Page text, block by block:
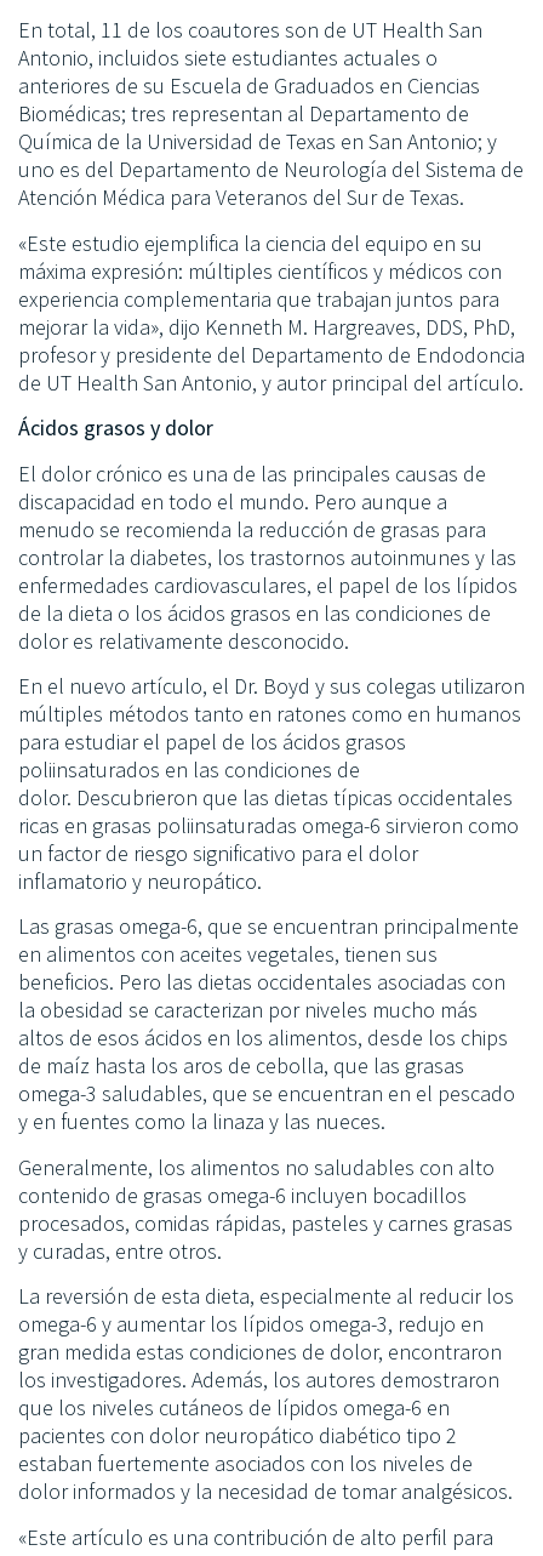
En total, 11 de los coautores son de UT Health San
Antonio, incluidos siete estudiantes actuales o
anteriores de su Escuela de Graduados en Ciencias
Biomédicas; tres representan al Departamento de
Química de la Universidad de Texas en San Antonio; y
uno es del Departamento de Neurología del Sistema de
Atención Médica para Veteranos del Sur de Texas.
«Este estudio ejemplifica la ciencia del equipo en su
máxima expresión: múltiples científicos y médicos con
experiencia complementaria que trabajan juntos para
mejorar la vida», dijo Kenneth M. Hargreaves, DDS, PhD,
profesor y presidente del Departamento de Endodoncia
de UT Health San Antonio, y autor principal del artículo.
Ácidos grasos y dolor
El dolor crónico es una de las principales causas de
discapacidad en todo el mundo. Pero aunque a
menudo se recomienda la reducción de grasas para
controlar la diabetes, los trastornos autoinmunes y las
enfermedades cardiovasculares, el papel de los lípidos
de la dieta o los ácidos grasos en las condiciones de
dolor es relativamente desconocido.
En el nuevo artículo, el Dr. Boyd y sus colegas utilizaron
múltiples métodos tanto en ratones como en humanos
para estudiar el papel de los ácidos grasos
poliinsaturados en las condiciones de
dolor. Descubrieron que las dietas típicas occidentales
ricas en grasas poliinsaturadas omega-6 sirvieron como
un factor de riesgo significativo para el dolor
inflamatorio y neuropático.
Las grasas omega-6, que se encuentran principalmente
en alimentos con aceites vegetales, tienen sus
beneficios. Pero las dietas occidentales asociadas con
la obesidad se caracterizan por niveles mucho más
altos de esos ácidos en los alimentos, desde los chips
de maíz hasta los aros de cebolla, que las grasas
omega-3 saludables, que se encuentran en el pescado
y en fuentes como la linaza y las nueces.
Generalmente, los alimentos no saludables con alto
contenido de grasas omega-6 incluyen bocadillos
procesados, comidas rápidas, pasteles y carnes grasas
y curadas, entre otros.
La reversión de esta dieta, especialmente al reducir los
omega-6 y aumentar los lípidos omega-3, redujo en
gran medida estas condiciones de dolor, encontraron
los investigadores. Además, los autores demostraron
que los niveles cutáneos de lípidos omega-6 en
pacientes con dolor neuropático diabético tipo 2
estaban fuertemente asociados con los niveles de
dolor informados y la necesidad de tomar analgésicos.
«Este artículo es una contribución de alto perfil para